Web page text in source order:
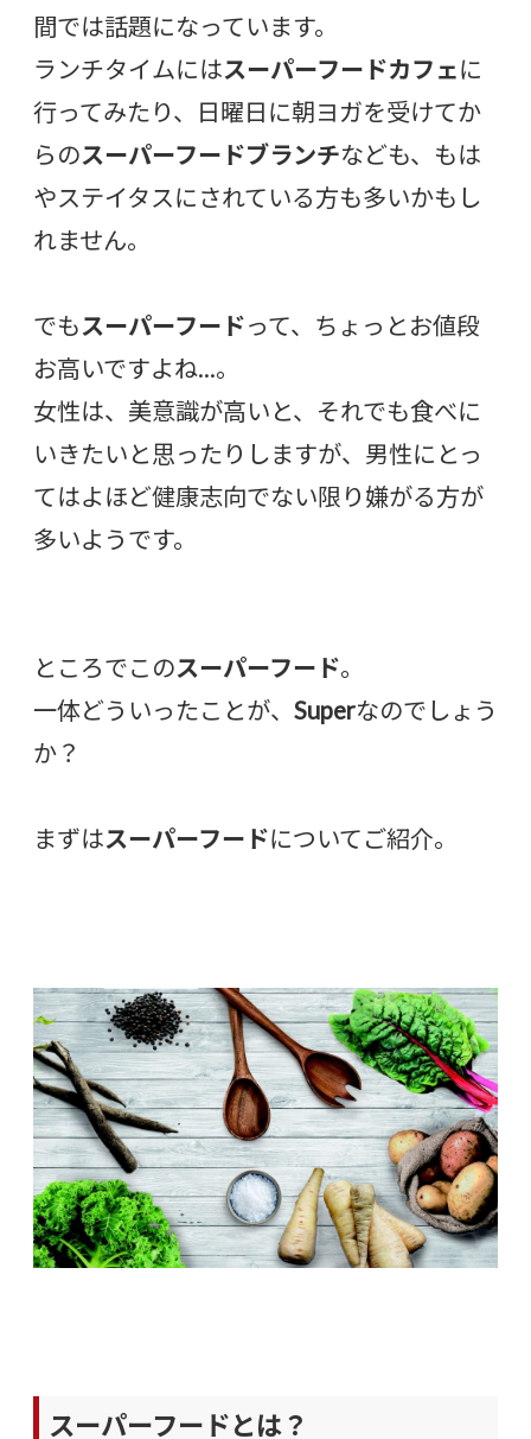
間では話題になっています。
ランチタイムにはスーパーフードカフェに
行ってみたり、日曜日に朝ヨガを受けてか
らのスーパーフードブランチなども、もは
やステイタスにされている方も多いかもし
れません。
でもスーパーフードって、ちょっとお値段
お高いですよね…。
女性は、美意識が高いと、それでも食べに
いきたいと思ったりしますが、男性にとっ
てはよほど健康志向でない限り嫌がる方が
多いようです。
ところでこのスーパーフード。
一体どういったことが、 Superなのでしょう
か？
まずはスーパーフードについてご紹介。
スーパーフードとは？